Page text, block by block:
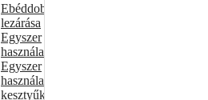
Ebéddobozok
lezárása
Egyszer
használatos
Egyszer
használatos
kesztyűk